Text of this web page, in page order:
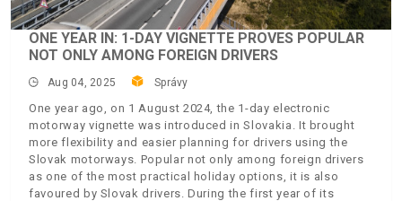
ONE YEAR IN: 1-DAY VIGNETTE PROVES POPULAR
NOT ONLY AMONG FOREIGN DRIVERS
Aug 04, 2025 Správy
One year ago, on 1 August 2024, the 1-day electronic
motorway vignette was introduced in Slovakia. It brought
more flexibility and easier planning for drivers using the
Slovak motorways. Popular not only among foreign drivers
as one of the most practical holiday options, it is also
favoured by Slovak drivers. During the first year of its